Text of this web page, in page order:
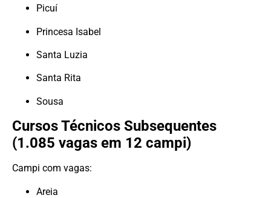
Picuí
Princesa Isabel
Santa Luzia
Santa Rita
Sousa
Cursos Técnicos Subsequentes
(1.085 vagas em 12 campi)
Campi com vagas:
Areia